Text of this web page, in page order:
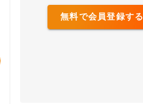
無料で会員登録する